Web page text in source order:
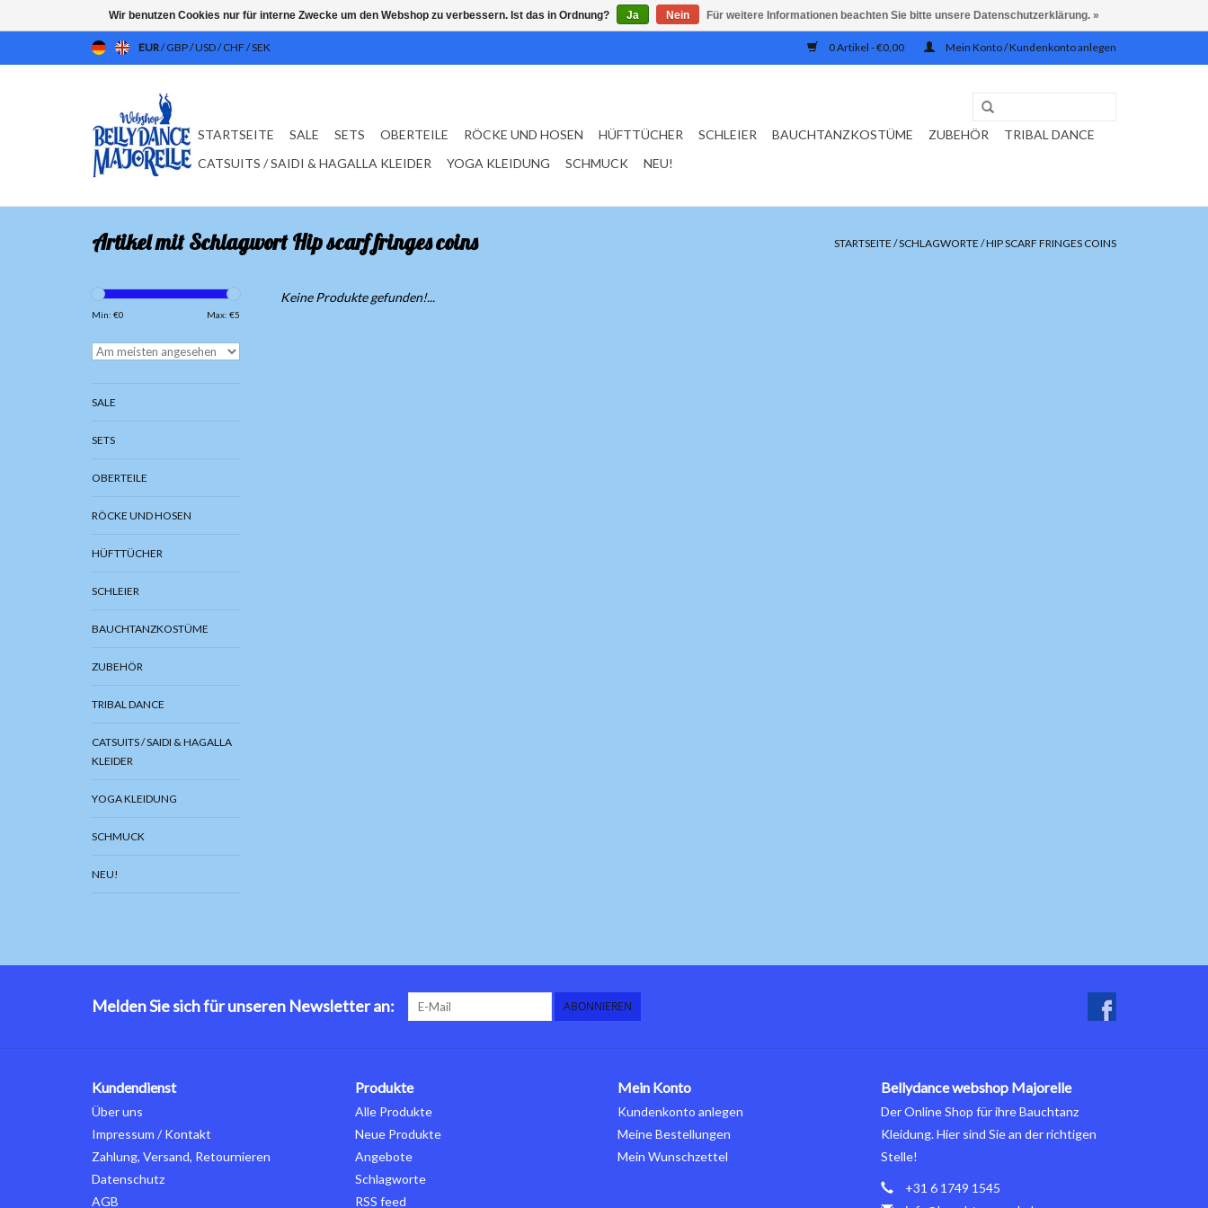
EUR/GBP/USD/CHF /SEK 0 Artikel - €0,00 Mein Konto / Kundenkonto anlegen
STARTSEITE SALE SETS OBERTEILE RÖCKE UND HOSEN HÜFTTÜCHER SCHLEIER BAUCHTANZKOSTÜME ZUBEHÖR
TRIBAL DANCE
CATSUITS / SAIDI & HAGALLA KLEIDER
YOGA KLEIDUNG SCHMUCK NEU!
Artikel mit Schlagwort Hip scarf fringes coins STARTSEITE /SCHLAGWORTE /HIP SCARF FRINGES COINS
Min: €0 Max: €5
SALE
SETS
OBERTEILE
RÖCKE UND HOSEN
HÜFTTÜCHER
SCHLEIER
BAUCHTANZKOSTÜME
ZUBEHÖR
TRIBAL DANCE
CATSUITS / SAIDI & HAGALLA
KLEIDER
YOGA KLEIDUNG
SCHMUCK
NEU!
Keine Produkte gefunden!...
Melden Sie sich für unseren Newsletter an: ABONNIEREN
Kundendienst
Über uns
Impressum / Kontakt
Zahlung, Versand, Retournieren
Datenschutz
AGB
Produkte
Alle Produkte
Neue Produkte
Angebote
Schlagworte
RSS feed
Mein Konto
Kundenkonto anlegen
Meine Bestellungen
Mein Wunschzettel
Bellydance webshop Majorelle
Der Online Shop für ihre Bauchtanz
Kleidung. Hier sind Sie an der richtigen
Stelle!
+31 6 1749 1545
Wir benutzen Cookies nur für interne Zwecke um den Webshop zu verbessern. Ist das in Ordnung? Ja Nein Für weitere Informationen beachten Sie bitte unsere Datenschutzerklärung. »